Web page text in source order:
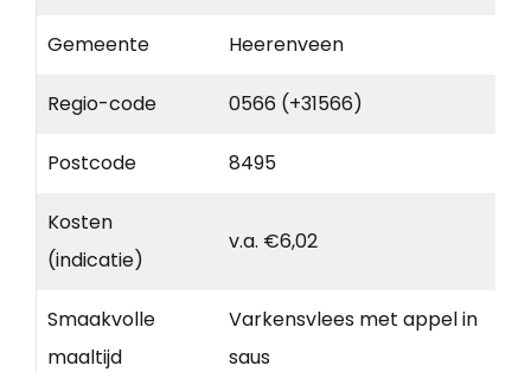
Gemeente Heerenveen
Regio-code 0566 (+31566)
Postcode 8495
Kosten
(indicatie)
v.a. €6,02
Smaakvolle
maaltijd
Varkensvlees met appel in
saus